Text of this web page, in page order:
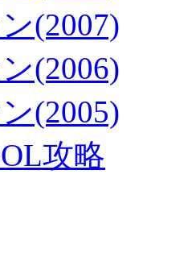
(2007)
(2006)
(2005)
攻略